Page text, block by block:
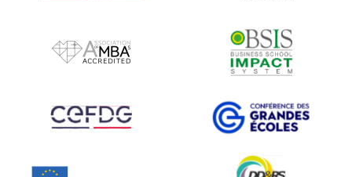
IMAGE
IMAGE
IMAGE
IMAGE IMAGE